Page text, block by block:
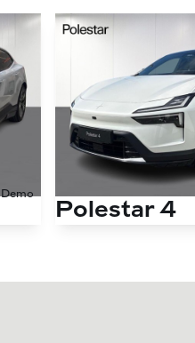
Demo
Polestar 4